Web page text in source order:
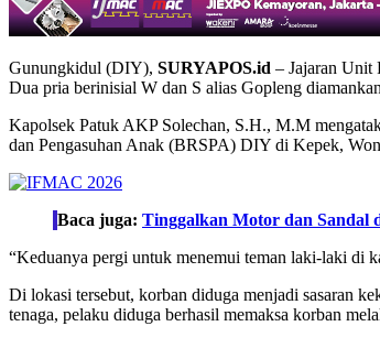
Gunungkidul (DIY), SURYAPOS.id – Jajaran Unit
Dua pria berinisial W dan S alias Gopleng
Kapolsek Patuk AKP Solechan, S.H., M.M
dan Pengasuhan Anak (BRSPA) DIY di Kepek,
Baca juga: Tinggalkan Motor dan Sandal
“Keduanya pergi untuk menemui teman laki-laki di
Di lokasi tersebut, korban diduga menjadi sasaran
tenaga, pelaku diduga berhasil memaksa korban